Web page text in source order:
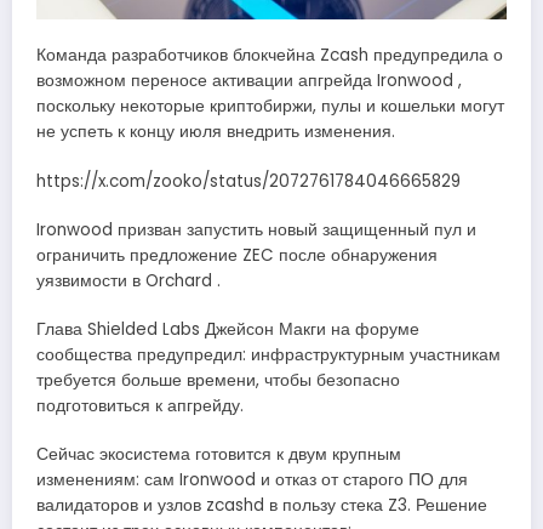
Команда разработчиков блокчейна Zcash предупредила о
возможном переносе активации апгрейда Ironwood ,
поскольку некоторые криптобиржи, пулы и кошельки могут
не успеть к концу июля внедрить изменения.
https://x.com/zooko/status/2072761784046665829
Ironwood призван запустить новый защищенный пул и
ограничить предложение ZEC после обнаружения
уязвимости в Orchard .
Глава Shielded Labs Джейсон Макги на форуме
сообщества предупредил: инфраструктурным участникам
требуется больше времени, чтобы безопасно
подготовиться к апгрейду.
Сейчас экосистема готовится к двум крупным
изменениям: сам Ironwood и отказ от старого ПО для
валидаторов и узлов zcashd в пользу стека Z3. Решение